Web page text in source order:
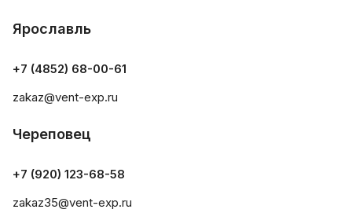
Ярославль
+7 (4852) 68-00-61
zakaz@vent-exp.ru
Череповец
+7 (920) 123-68-58
zakaz35@vent-exp.ru